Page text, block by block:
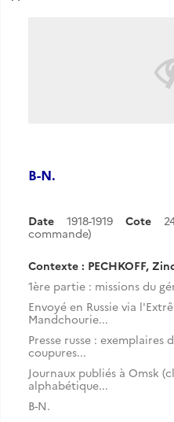
B-N.
Date 1918-1919 Cote
commande)
Contexte : PECHKOFF,
1ère partie : missions du
Envoyé en Russie via
Mandchourie...
Presse russe : exemplaires
coupures...
Journaux publiés à Omsk
alphabétique...
B-N.